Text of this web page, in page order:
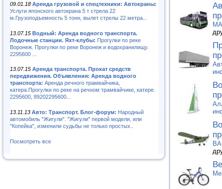
09.01.18 Аренда грузовой и спецтехники: Автокраны:
Услуги японского автокрана 5 т стрела 22
м.Грузоподъемность 5 тонн, вылет стрелы 22 метра...
13.07.15 Водный: Аренда водного транспорта.
Лодочные станции. Яхт-клубы: Прогулки по реке
Воронеж. Прогулки по реке Воронеж и водохранилищу.
2295600 ...
13.07.15 Аренда транспорта. Прокат средств
передвижения. Объявления: Аренда водного
транспорта: Аренда речного трамвайчика,
катера.Прогулки по реке на речном трамвайчике, катере.
2295600, 89202295600...
13.11.13 Авто: Транспорт. Блог-форум: Народный
автомобиль "Жигули". "Жигули" первой модели, или
"Копейка", изменили судьбы не только простых..
Посмотреть все